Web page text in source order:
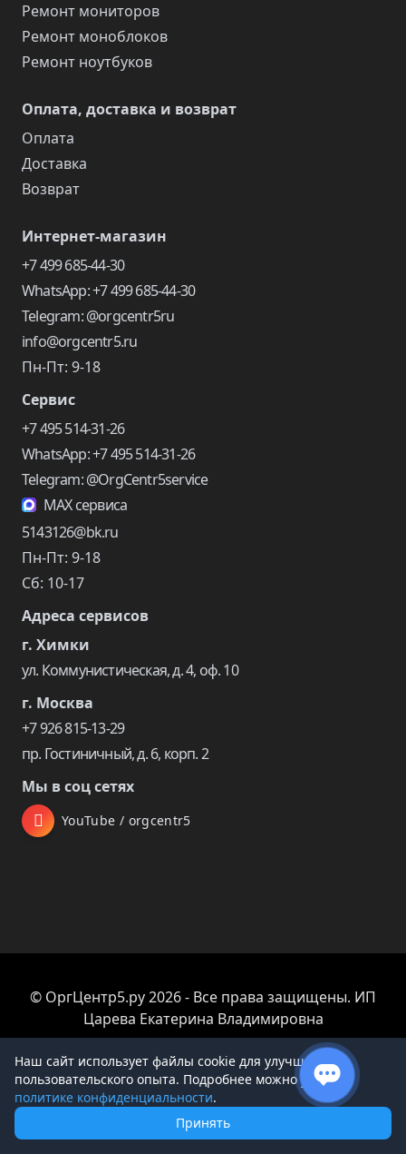
Ремонт мониторов
Ремонт моноблоков
Ремонт ноутбуков
Оплата, доставка и возврат
Оплата
Доставка
Возврат
Интернет-магазин
+7 499 685-44-30
WhatsApp: +7 499 685-44-30
Telegram: @orgcentr5ru
info@orgcentr5.ru
Пн-Пт: 9-18
Сервис
+7 495 514-31-26
WhatsApp: +7 495 514-31-26
Telegram: @OrgCentr5service
MAX сервиса
5143126@bk.ru
Пн-Пт: 9-18
Сб: 10-17
Адреса сервисов
г. Химки
ул. Коммунистическая, д. 4, оф. 10
г. Москва
+7 926 815-13-29
пр. Гостиничный, д. 6, корп. 2
Мы в соц сетях
YouTube / orgcentr5
© ОргЦентр5.ру 2026 - Все права защищены. ИП
Царева Екатерина Владимировна
Наш сайт использует файлы cookie для улучшения
пользовательского опыта. Подробнее можно узнать в
политике конфиденциальности.
Принять